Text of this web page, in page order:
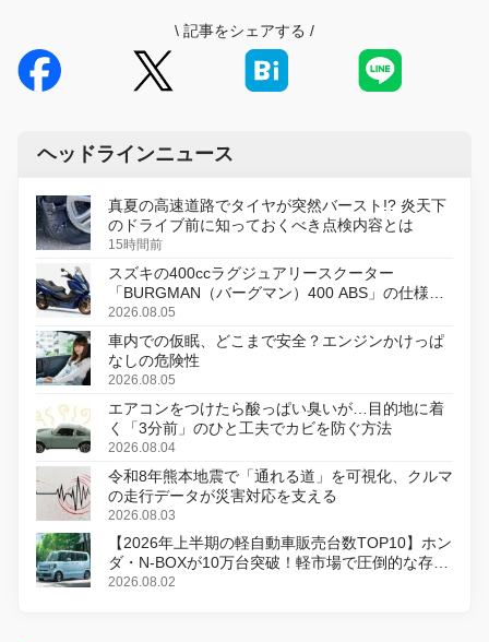
\ 記事をシェアする /
ヘッドラインニュース
真夏の高速道路でタイヤが突然バースト!? 炎天下
のドライブ前に知っておくべき点検内容とは
15時間前
スズキの400ccラグジュアリースクーター
「BURGMAN（バーグマン）400 ABS」の仕様を
変更し、8月18日に発売
2026.08.05
車内での仮眠、どこまで安全？エンジンかけっぱ
なしの危険性
2026.08.05
エアコンをつけたら酸っぱい臭いが…目的地に着
く「3分前」のひと工夫でカビを防ぐ方法
2026.08.04
令和8年熊本地震で「通れる道」を可視化、クルマ
の走行データが災害対応を支える
2026.08.03
【2026年上半期の軽自動車販売台数TOP10】ホン
ダ・N-BOXが10万台突破！軽市場で圧倒的な存在
感
2026.08.02